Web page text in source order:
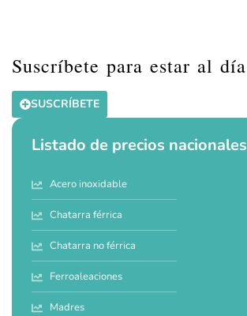
Suscríbete para estar al día
SUSCRÍBETE
Listado de precios nacionales
Acero inoxidable
Chatarra férrica
Chatarra no férrica
Ferroaleaciones
Madres